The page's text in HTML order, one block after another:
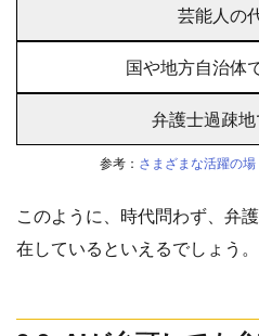
芸能人の
国や地方自治体
弁護士過疎
参考： さまざまな活躍の場
このように、時代問わず、弁
在しているといえるでしょう。